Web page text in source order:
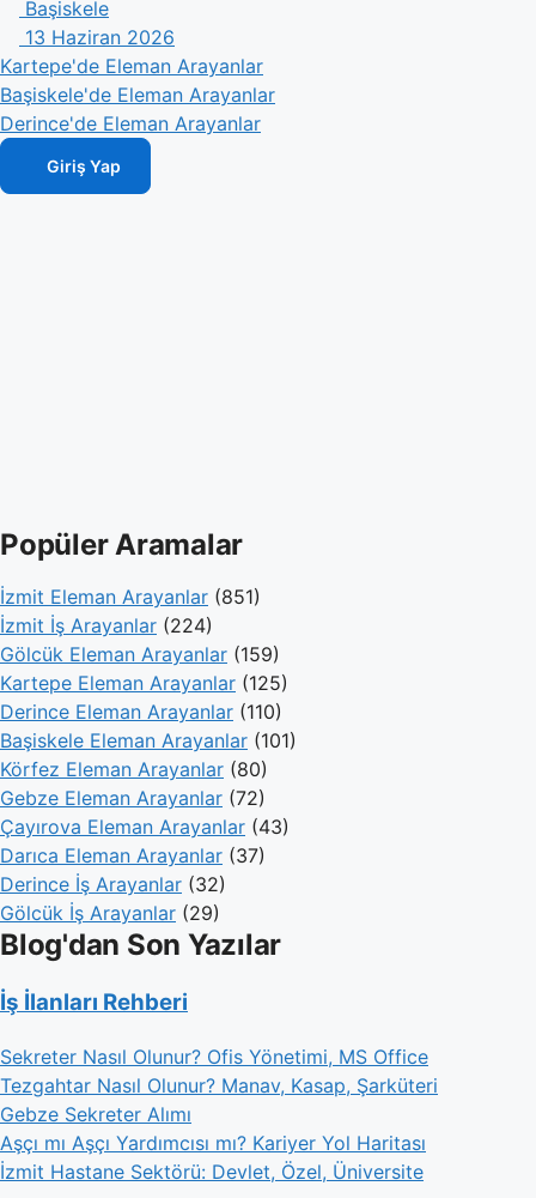
Başiskele
13 Haziran 2026
Kartepe'de Eleman Arayanlar
Başiskele'de Eleman Arayanlar
Derince'de Eleman Arayanlar
Giriş Yap
Popüler Aramalar
İzmit Eleman Arayanlar (851)
İzmit İş Arayanlar (224)
Gölcük Eleman Arayanlar (159)
Kartepe Eleman Arayanlar (125)
Derince Eleman Arayanlar (110)
Başiskele Eleman Arayanlar (101)
Körfez Eleman Arayanlar (80)
Gebze Eleman Arayanlar (72)
Çayırova Eleman Arayanlar (43)
Darıca Eleman Arayanlar (37)
Derince İş Arayanlar (32)
Gölcük İş Arayanlar (29)
Blog'dan Son Yazılar
İş İlanları Rehberi
Sekreter Nasıl Olunur? Ofis Yönetimi, MS Office
Tezgahtar Nasıl Olunur? Manav, Kasap, Şarküteri
Gebze Sekreter Alımı
Aşçı mı Aşçı Yardımcısı mı? Kariyer Yol Haritası
İzmit Hastane Sektörü: Devlet, Özel, Üniversite